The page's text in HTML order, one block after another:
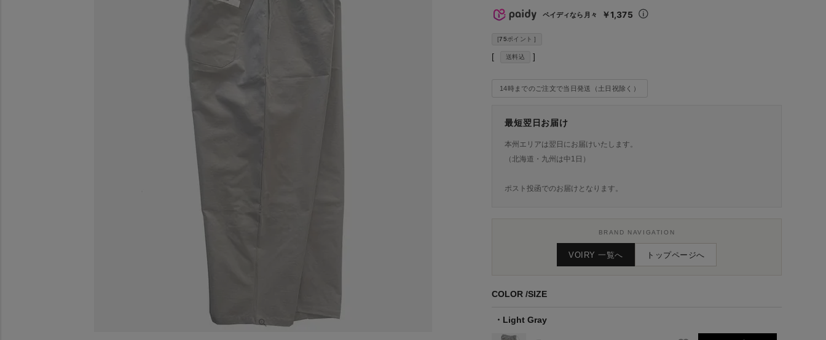
ペイディなら月々 ￥1,375
[75ポイント ]
送料込
14時までのご注文で当日発送（土日祝除く）
最短翌日お届け
本州エリアは翌日にお届けいたします。
（北海道・九州は中1日）
ポスト投函でのお届けとなります。
BRAND NAVIGATION
VOIRY 一覧へ トップページへ
COLOR SIZE
Light Gray